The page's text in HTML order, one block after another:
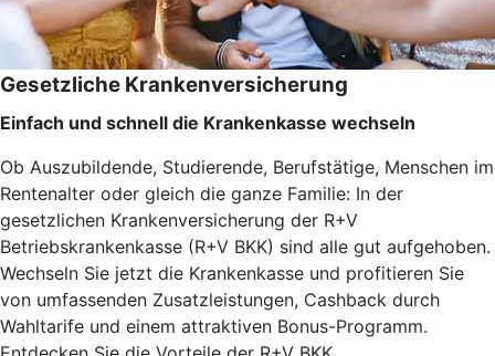
Gesetzliche Krankenversicherung
Einfach und schnell die Krankenkasse wechseln
Ob Auszubildende, Studierende, Berufstätige, Menschen im
Rentenalter oder gleich die ganze Familie: In der
gesetzlichen Krankenversicherung der R+V
Betriebskrankenkasse (R+V BKK) sind alle gut aufgehoben.
Wechseln Sie jetzt die Krankenkasse und profitieren Sie
von umfassenden Zusatzleistungen, Cashback durch
Wahltarife und einem attraktiven Bonus-Programm.